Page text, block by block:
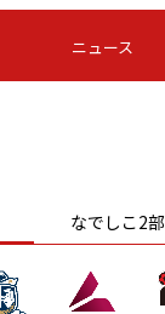
いちご
-
ニュース
なでしこ2部